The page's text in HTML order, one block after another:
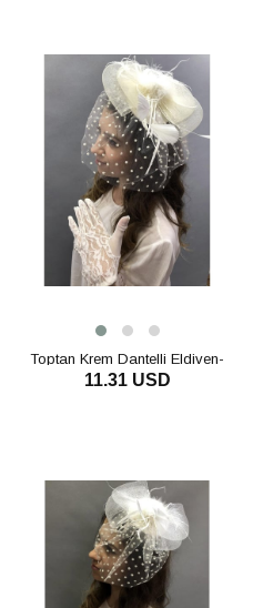
Toptan Krem Dantelli Eldiven-
Vualet Nikah Şapkası
11.31 USD